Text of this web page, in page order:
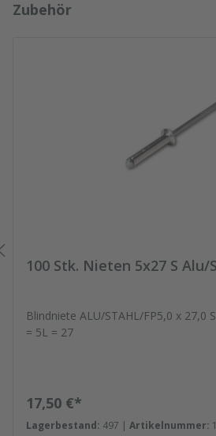
Produktgalerie überspringen
Zubehör
100 Stk. Nieten 5x27 S Alu/
Blindniete ALU/STAHL/FP5,0 x 27,0
= 5L = 27
Regulärer Preis:
17,50 €*
Lagerbestand: 497 | Artikelnummer: